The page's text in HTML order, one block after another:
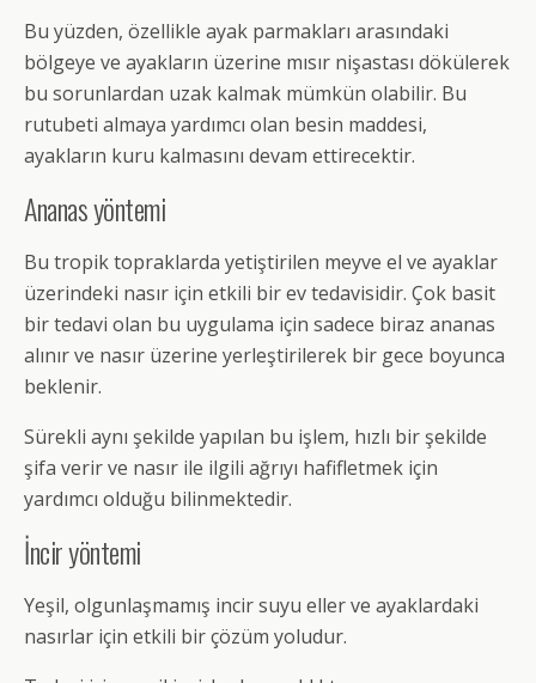
Bu yüzden, özellikle ayak parmakları arasındaki
bölgeye ve ayakların üzerine mısır nişastası dökülerek
bu sorunlardan uzak kalmak mümkün olabilir. Bu
rutubeti almaya yardımcı olan besin maddesi,
ayakların kuru kalmasını devam ettirecektir.
Ananas yöntemi
Bu tropik topraklarda yetiştirilen meyve el ve ayaklar
üzerindeki nasır için etkili bir ev tedavisidir. Çok basit
bir tedavi olan bu uygulama için sadece biraz ananas
alınır ve nasır üzerine yerleştirilerek bir gece boyunca
beklenir.
Sürekli aynı şekilde yapılan bu işlem, hızlı bir şekilde
şifa verir ve nasır ile ilgili ağrıyı hafifletmek için
yardımcı olduğu bilinmektedir.
İncir yöntemi
Yeşil, olgunlaşmamış incir suyu eller ve ayaklardaki
nasırlar için etkili bir çözüm yoludur.